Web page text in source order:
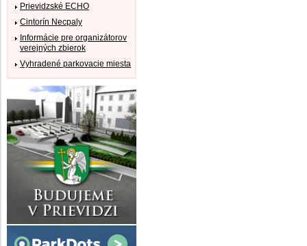
Prievidzské ECHO
Cintorín Necpaly
Informácie pre organizátorov
verejných zbierok
Vyhradené parkovacie miesta